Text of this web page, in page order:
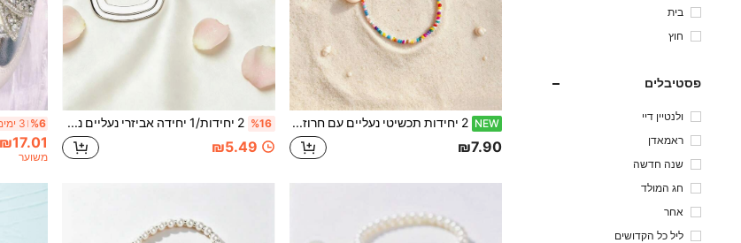
בית
חוץ
פסטיבלים
ולנטיין דיי
ראמאדן
שנה חדשה
חג המולד
אחר
ליל כל הקדושים
NEW 2 יחידות תכשיטי נעליים עם חרוזים, מעוטרים בכוכבי ים, צדפים וחרוזי אורז, סגנון בוהמי + סגנון חופשת חוף, אביזרי נעליים רב-שימושיים ליומיום, פריט יוקרתי טיפוסי ל"נסיעה לעבודה / דייט"
₪7.90
%16 2 יחידות/1 יחידה אביזרי נעליים נשלפים DIY, כסף/זהב, קישוט אבזים מרובע ממתכת אופנתית, נעלי עקב גבוה אלגנטיות, נעליים, נעלי משרד ועסקים, קליפי נעליים לנסיעות, עיצוב חלול, לכל העונות
₪5.49
%6
₪17.01
משוער